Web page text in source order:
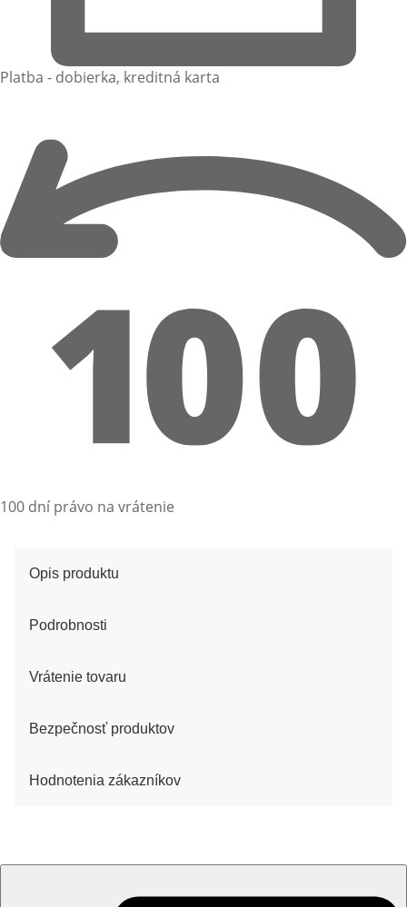
Platba - dobierka, kreditná karta
100 dní právo na vrátenie
Opis produktu
Podrobnosti
Vrátenie tovaru
Bezpečnosť produktov
Hodnotenia zákazníkov